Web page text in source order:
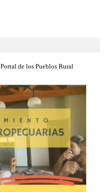
Portal de los Pueblos Rural